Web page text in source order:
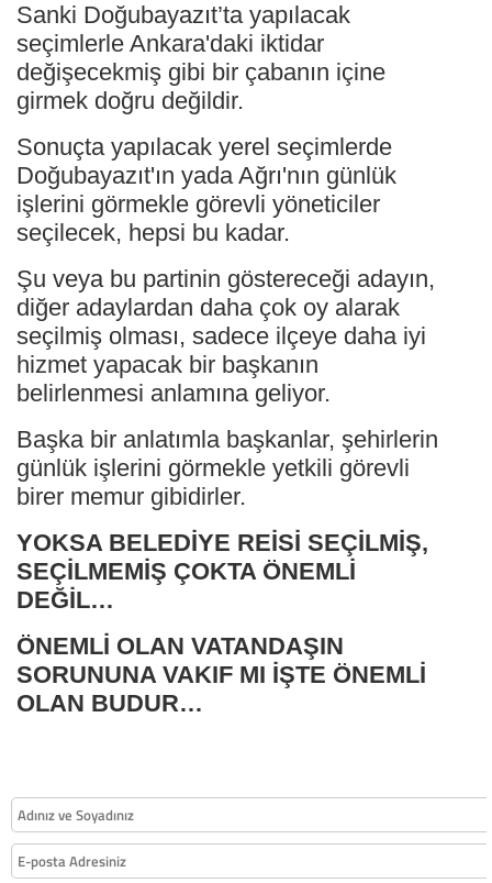
Sanki Doğubayazıt’ta yapılacak
seçimlerle Ankara'daki iktidar
değişecekmiş gibi bir çabanın içine
girmek doğru değildir.
Sonuçta yapılacak yerel seçimlerde
Doğubayazıt'ın yada Ağrı'nın günlük
işlerini görmekle görevli yöneticiler
seçilecek, hepsi bu kadar.
Şu veya bu partinin göstereceği adayın,
diğer adaylardan daha çok oy alarak
seçilmiş olması, sadece ilçeye daha iyi
hizmet yapacak bir başkanın
belirlenmesi anlamına geliyor.
Başka bir anlatımla başkanlar, şehirlerin
günlük işlerini görmekle yetkili görevli
birer memur gibidirler.
YOKSA BELEDİYE REİSİ SEÇİLMİŞ,
SEÇİLMEMİŞ ÇOKTA ÖNEMLİ
DEĞİL…
ÖNEMLİ OLAN VATANDAŞIN
SORUNUNA VAKIF MI İŞTE ÖNEMLİ
OLAN BUDUR…